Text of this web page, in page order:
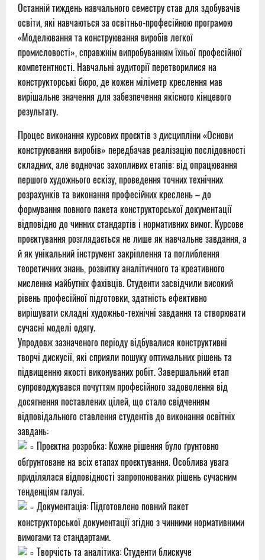
Останній тиждень навчального семестру став для здобувачів
освіти, які навчаються за освітньо-професійною програмою
«Моделювання та конструювання виробів легкої
промисловості», справжнім випробуванням їхньої професійної
компетентності. Навчальні аудиторії перетворилися на
конструкторські бюро, де кожен міліметр креслення мав
вирішальне значення для забезпечення якісного кінцевого
результату.
Процес виконання курсових проєктів з дисципліни «Основи
конструювання виробів» передбачав реалізацію послідовності
складних, але водночас захопливих етапів: від опрацювання
першого художнього ескізу, проведення точних технічних
розрахунків та виконання професійних креслень – до
формування повного пакета конструкторської документації
відповідно до чинних стандартів і нормативних вимог. Курсове
проєктування розглядається не лише як навчальне завдання, а
й як унікальний інструмент закріплення та поглиблення
теоретичних знань, розвитку аналітичного та креативного
мислення майбутніх фахівців. Студенти засвідчили високий
рівень професійної підготовки, здатність ефективно
вирішувати складні художньо-технічні завдання та створювати
сучасні моделі одягу.
Упродовж зазначеного періоду відбувалися конструктивні
творчі дискусії, які сприяли пошуку оптимальних рішень та
підвищенню якості виконуваних робіт. Завершальний етап
супроводжувався почуттям професійного задоволення від
досягнення поставлених цілей, що стало свідченням
відповідального ставлення студентів до виконання освітніх
завдань:
Проєктна розробка: Кожне рішення було ґрунтовно
обґрунтоване на всіх етапах проєктування. Особлива увага
приділялася відповідності запропонованих рішень сучасним
тенденціям галузі.
Документація: Підготовлено повний пакет
конструкторської документації згідно з чинними нормативними
вимогами та стандартами.
Творчість та аналітика: Студенти блискуче